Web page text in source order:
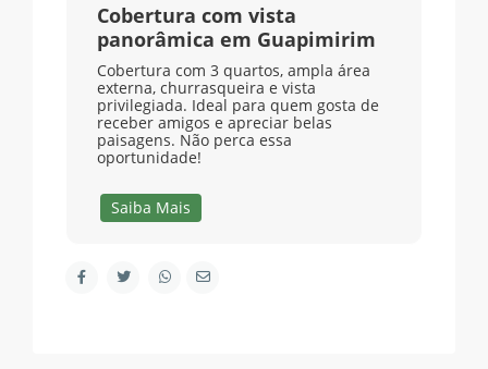
Cobertura com vista
panorâmica em Guapimirim
Cobertura com 3 quartos, ampla área
externa, churrasqueira e vista
privilegiada. Ideal para quem gosta de
receber amigos e apreciar belas
paisagens. Não perca essa
oportunidade!
Saiba Mais